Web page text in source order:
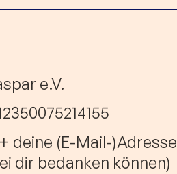
e.V.
deine (E-Mail-)Adresse
dir bedanken können)